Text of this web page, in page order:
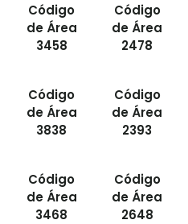
Código
de Área
3458
Código
de Área
2478
Código
de Área
3838
Código
de Área
2393
Código
de Área
3468
Código
de Área
2648